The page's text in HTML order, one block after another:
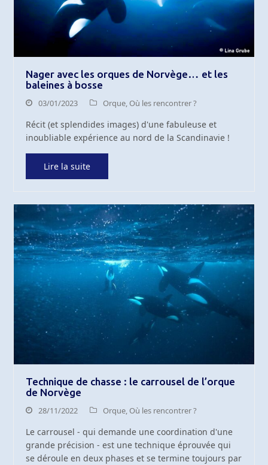
Nager avec les orques de Norvège… et les
baleines à bosse
03/01/2023 Orque,Où les rencontrer ?
Récit (et splendides images) d'une fabuleuse et
inoubliable expérience au nord de la Scandinavie !
Lire la suite
Technique de chasse : le carrousel de l’orque
de Norvège
28/11/2022 Orque,Où les rencontrer ?
Le carrousel - qui demande une coordination d'une
grande précision - est une technique éprouvée qui
se déroule en deux phases et se termine toujours par